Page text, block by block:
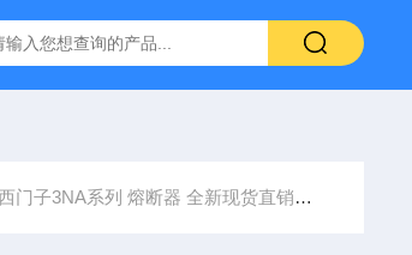
子3NA系列 熔断器 全新现货直销代理